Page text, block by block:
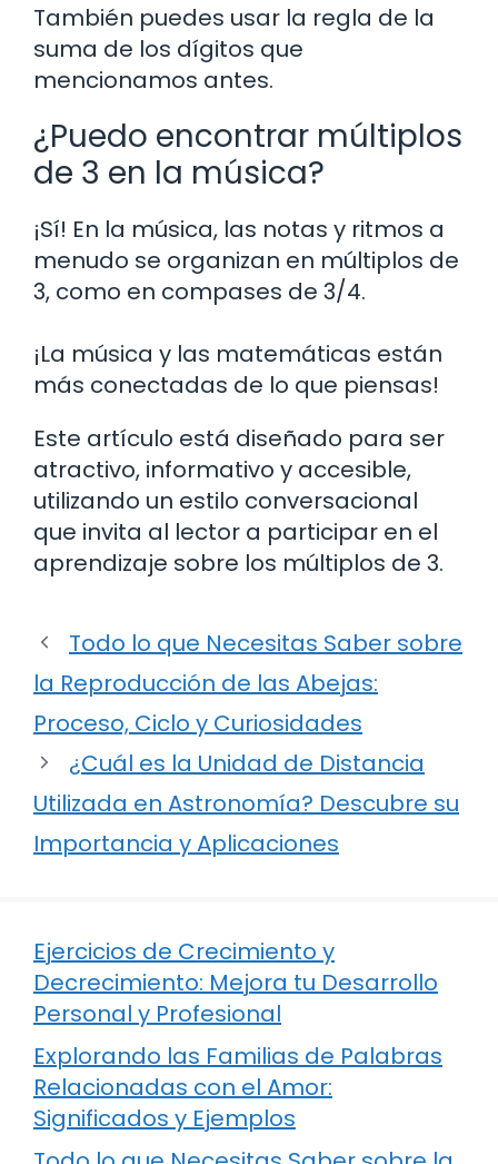
También puedes usar la regla de la
suma de los dígitos que
mencionamos antes.
¿Puedo encontrar múltiplos
de 3 en la música?
¡Sí! En la música, las notas y ritmos a
menudo se organizan en múltiplos de
3, como en compases de 3/4.
¡La música y las matemáticas están
más conectadas de lo que piensas!
Este artículo está diseñado para ser
atractivo, informativo y accesible,
utilizando un estilo conversacional
que invita al lector a participar en el
aprendizaje sobre los múltiplos de 3.
Todo lo que Necesitas Saber sobre
la Reproducción de las Abejas:
Proceso, Ciclo y Curiosidades
¿Cuál es la Unidad de Distancia
Utilizada en Astronomía? Descubre su
Importancia y Aplicaciones
Ejercicios de Crecimiento y
Decrecimiento: Mejora tu Desarrollo
Personal y Profesional
Explorando las Familias de Palabras
Relacionadas con el Amor:
Significados y Ejemplos